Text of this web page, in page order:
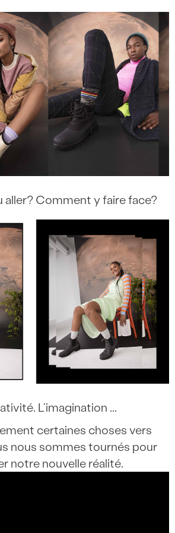
aller? Comment y faire face?
L’imagination ...
certaines choses vers
nous sommes tournés pour
notre nouvelle réalité.